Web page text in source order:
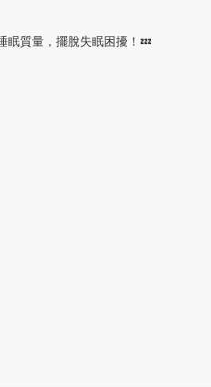
眠質量，擺脫失眠困擾！💤